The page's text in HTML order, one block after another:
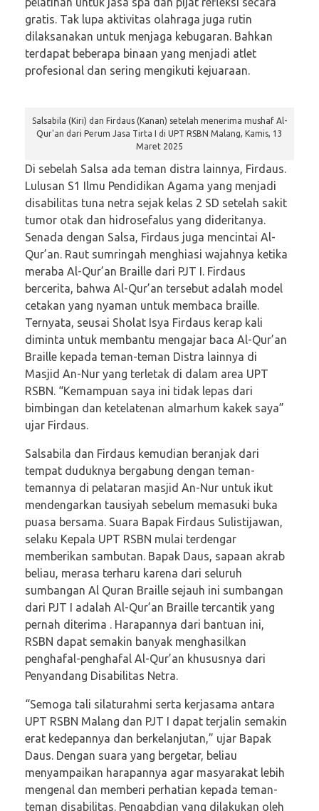
gratis. Tak lupa aktivitas olahraga juga rutin
dilaksanakan untuk menjaga kebugaran. Bahkan
terdapat beberapa binaan yang menjadi atlet
profesional dan sering mengikuti kejuaraan.
Salsabila (Kiri) dan Firdaus (Kanan) setelah menerima mushaf Al-
Qur'an dari Perum Jasa Tirta I di UPT RSBN Malang, Kamis, 13
Maret 2025
Di sebelah Salsa ada teman distra lainnya, Firdaus.
Lulusan S1 Ilmu Pendidikan Agama yang menjadi
disabilitas tuna netra sejak kelas 2 SD setelah sakit
tumor otak dan hidrosefalus yang dideritanya.
Senada dengan Salsa, Firdaus juga mencintai Al-
Qur’an. Raut sumringah menghiasi wajahnya ketika
meraba Al-Qur’an Braille dari PJT I. Firdaus
bercerita, bahwa Al-Qur’an tersebut adalah model
cetakan yang nyaman untuk membaca braille.
Ternyata, seusai Sholat Isya Firdaus kerap kali
diminta untuk membantu mengajar baca Al-Qur’an
Braille kepada teman-teman Distra lainnya di
Masjid An-Nur yang terletak di dalam area UPT
RSBN. “Kemampuan saya ini tidak lepas dari
bimbingan dan ketelatenan almarhum kakek saya”
ujar Firdaus.
Salsabila dan Firdaus kemudian beranjak dari
tempat duduknya bergabung dengan teman-
temannya di pelataran masjid An-Nur untuk ikut
mendengarkan tausiyah sebelum memasuki buka
puasa bersama. Suara Bapak Firdaus Sulistijawan,
selaku Kepala UPT RSBN mulai terdengar
memberikan sambutan. Bapak Daus, sapaan akrab
beliau, merasa terharu karena dari seluruh
sumbangan Al Quran Braille sejauh ini sumbangan
dari PJT I adalah Al-Qur’an Braille tercantik yang
pernah diterima . Harapannya dari bantuan ini,
RSBN dapat semakin banyak menghasilkan
penghafal-penghafal Al-Qur’an khususnya dari
Penyandang Disabilitas Netra.
“Semoga tali silaturahmi serta kerjasama antara
UPT RSBN Malang dan PJT I dapat terjalin semakin
erat kedepannya dan berkelanjutan,” ujar Bapak
Daus. Dengan suara yang bergetar, beliau
menyampaikan harapannya agar masyarakat lebih
mengenal dan memberi perhatian kepada teman-
teman disabilitas. Pengabdian yang dilakukan oleh